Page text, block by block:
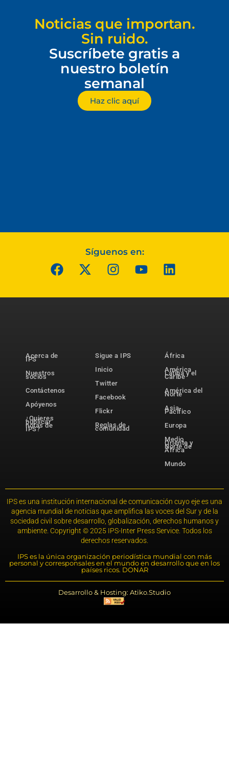
Noticias que importan.
Sin ruido.
Suscríbete gratis a
nuestro boletín
semanal
Haz clic aquí
Síguenos en:
Acerca de
IPS
Nuestros
socios
Contáctenos
Apóyenos
¿Quieres
publicar
notas de
IPS?
Sigue a IPS
Inicio
Twitter
Facebook
Flickr
Reglas de
comunidad
África
América
Latina y el
Caribe
América del
Norte
Asia-
Pacífico
Europa
Medio
Oriente y
Norte de
África
Mundo
IPS es una institución internacional de comunicación cuyo eje es una
agencia mundial de noticias que amplifica las voces del Sur y de la
sociedad civil sobre desarrollo, globalización, derechos humanos y
ambiente. Copyright © 2025 IPS-Inter Press Service. Todos los
derechos reservados.
IPS es la única organización periodística mundial con más
personal y corresponsales en el mundo en desarrollo que en los
países ricos. DONAR
Desarrollo & Hosting: Atiko.Studio